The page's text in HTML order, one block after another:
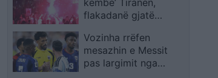
flakadanë gjatë
protestuesit krijojnë
atmosferë në rrugët e
kryeqytetit
Vozinha rrëfen
mesazhin e Messit
pas largimit nga